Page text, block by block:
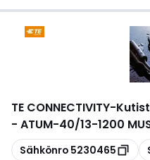
TE CONNECTIVITY-
- ATUM-40/13-1200
Kopioi
Sähkönro 5230465